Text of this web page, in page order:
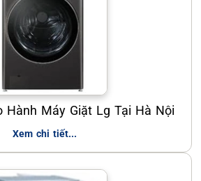
Hành Máy Giặt Lg Tại Hà Nội
Xem chi tiết...